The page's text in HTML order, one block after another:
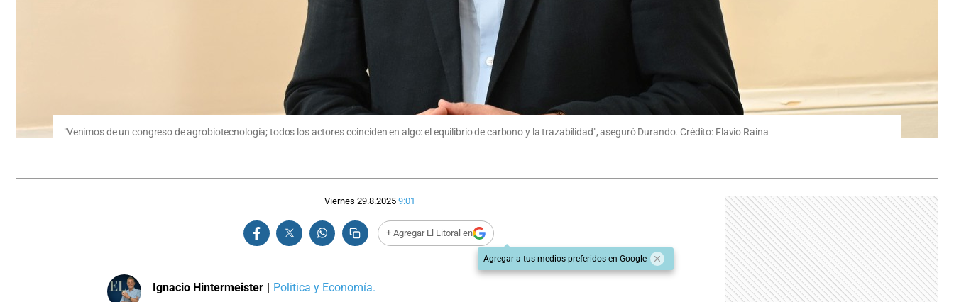
"Venimos de un congreso de agrobiotecnología; todos los actores coinciden en algo: el equilibrio de carbono y la trazabilidad", aseguró Durando. Crédito: Flavio Raina
Viernes 29.8.2025 9:01
+ Agregar El Litoral en
Agregar a tus medios preferidos en Google
Ignacio Hintermeister | Politica y Economía.